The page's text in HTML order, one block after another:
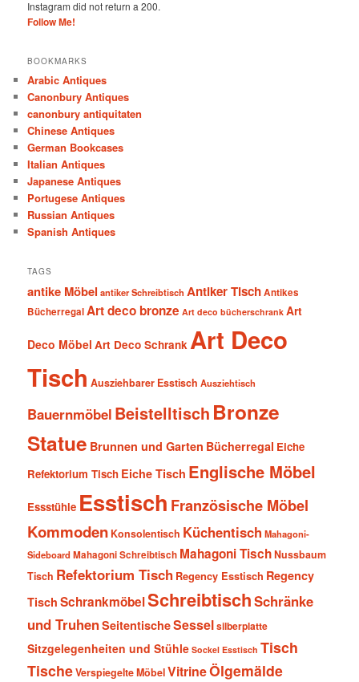
Instagram did not return a 200.
Follow Me!
BOOKMARKS
Arabic Antiques
Canonbury Antiques
canonbury antiquitaten
Chinese Antiques
German Bookcases
Italian Antiques
Japanese Antiques
Portugese Antiques
Russian Antiques
Spanish Antiques
TAGS
antike Möbel antiker Schreibtisch Antiker TischAntikes
BücherregalArt deco bronze Art deco bücherschrank Art
Deco Möbel Art Deco Schrank Art Deco
Tisch Ausziehbarer Esstisch Ausziehtisch
Bauernmöbel Beistelltisch Bronze
Statue Brunnen und Garten Bücherregal Eiche
Refektorium Tisch Eiche Tisch Englische Möbel
Essstühle Esstisch Französische Möbel
Kommoden Konsolentisch Küchentisch Mahagoni-
SideboardMahagoni Schreibtisch Mahagoni TischNussbaum
Tisch Refektorium Tisch Regency Esstisch Regency
Tisch SchrankmöbelSchreibtischSchränke
und TruhenSeitentischeSesselsilberplatte
Sitzgelegenheiten und Stühle Sockel Esstisch Tisch
TischeVerspiegelte MöbelVitrineÖlgemälde